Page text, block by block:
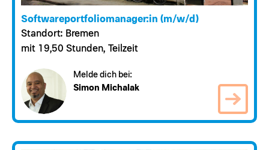
Softwareportfoliomanager:in (m/w/d)
Standort: Bremen
mit 19,50 Stunden, Teilzeit
Melde dich bei:
Simon Michalak